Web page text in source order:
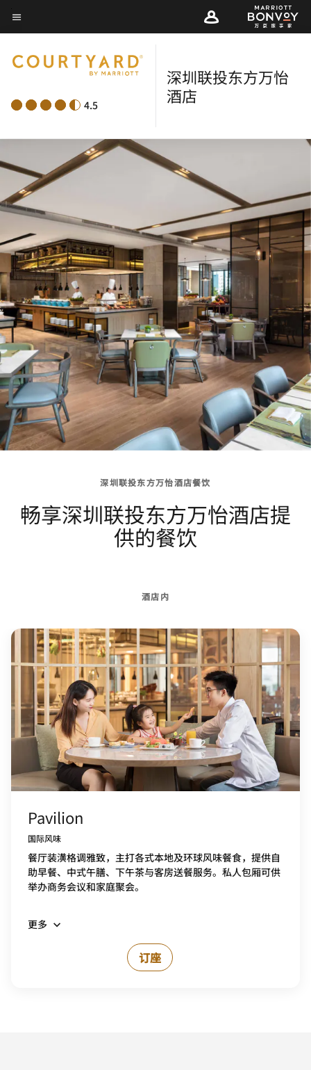
Skip
to
content
菜单文本
4.5
深圳联投东方万怡
酒店
深圳联投东方万怡酒店餐饮
畅享深圳联投东方万怡酒店提
供的餐饮
酒店内
Pavilion
国际风味
餐厅装潢格调雅致，主打各式本地及环球风味餐食，提供自
助早餐、中式午膳、下午茶与客房送餐服务。私人包厢可供
举办商务会议和家庭聚会。
更多
订座